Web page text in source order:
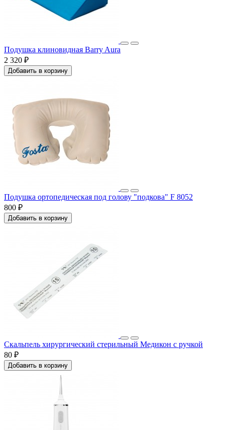
Подушка клиновидная Barry Aura
2 320 ₽
Добавить в корзину
Подушка ортопедическая под голову "подкова" F 8052
800 ₽
Добавить в корзину
Скальпель хирургический стерильный Медикон с ручкой
80 ₽
Добавить в корзину